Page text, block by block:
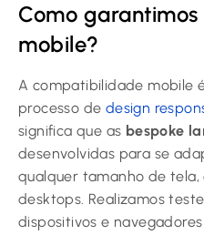
Como
mobile?
A compatibilidade mobile
processo de design
significa que as bespoke
desenvolvidas para se
qualquer tamanho de
desktops. Realizamos
dispositivos e